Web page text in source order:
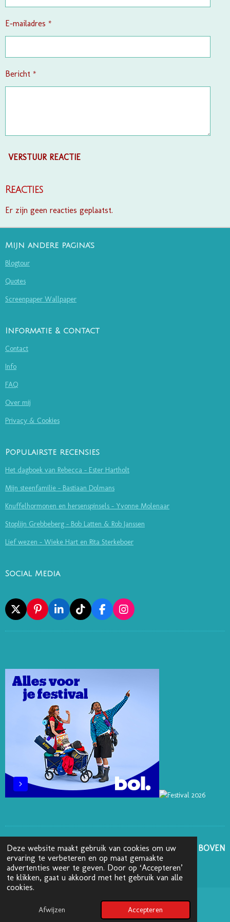
Deze website maakt gebruik van cookies om uw
ervaring te verbeteren en op maat gemaakte
advertenties weer te geven. Door op ‘Accepteren’
te klikken, gaat u akkoord met het gebruik van alle
cookies.
Afwijzen Accepteren
r
e
E-mailadres *
Bericht *
VERSTUUR REACTIE
Reacties
Er zijn geen reacties geplaatst.
Mijn andere pagina's
Blogtour
Quotes
Screenpaper Wallpaper
Informatie & contact
Contact
Info
FAQ
Over mij
Privacy & Cookies
Populairste recensies
Het dagboek van Rebecca - Ester Hartholt
Mijn steenfamilie - Bastiaan Dolmans
Knuffelhormonen en hersenspinsels - Yvonne Molenaar
Stoplijn Grebbeberg - Bob Latten & Rob Janssen
Lief wezen - Wieke Hart en Rita Sterkeboer
Social Media
X
P
I
N
E
S
T
L
I
N
I
N
T
I
K
F
A
C
O
I
N
S
R
M
GA NAAR BOVEN
© 2025 - 2026 Boekenblog van Ann